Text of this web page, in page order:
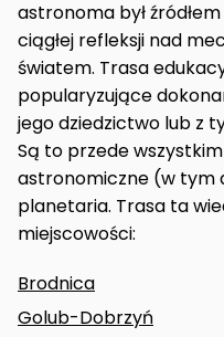
astronoma był
ciągłej refleksji nad
światem. Trasa
popularyzujące
jego dziedzictwo lub z
Są to przede
astronomiczne (w tym
planetaria. Trasa ta
miejscowości:
Brodnica
Golub-Dobrzyń